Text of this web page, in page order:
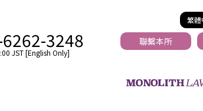
繁體
3248
JST [English Only]
聯繫本所